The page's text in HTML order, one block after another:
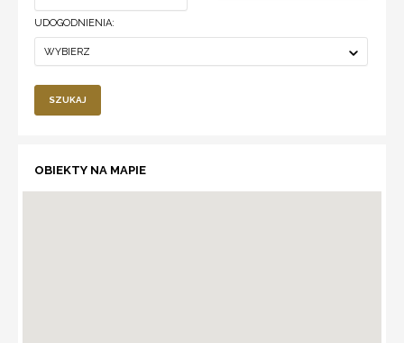
UDOGODNIENIA:
WYBIERZ
SZUKAJ
OBIEKTY NA MAPIE